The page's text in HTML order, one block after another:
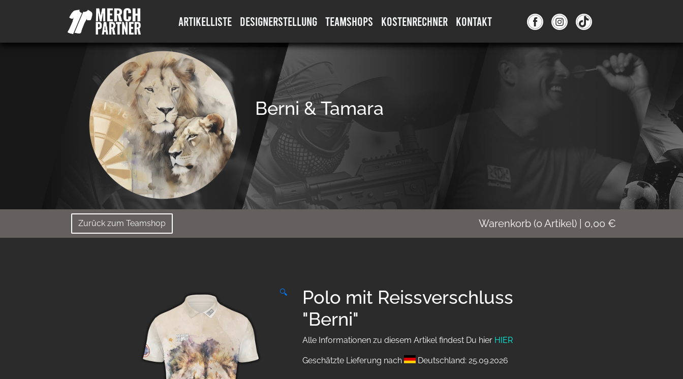
ARTIKELLISTE DESIGNERSTELLUNG TEAMSHOPS KOSTENRECHNER KONTAKT
Berni & Tamara
Zurück zum Teamshop Warenkorb (0 Artikel) 0,00 €
🔍
Polo mit Reissverschluss
"Berni"
Alle Informationen zu diesem Artikel findest Du hier HIER
Geschätzte Lieferung nach Deutschland: 25.09.2026